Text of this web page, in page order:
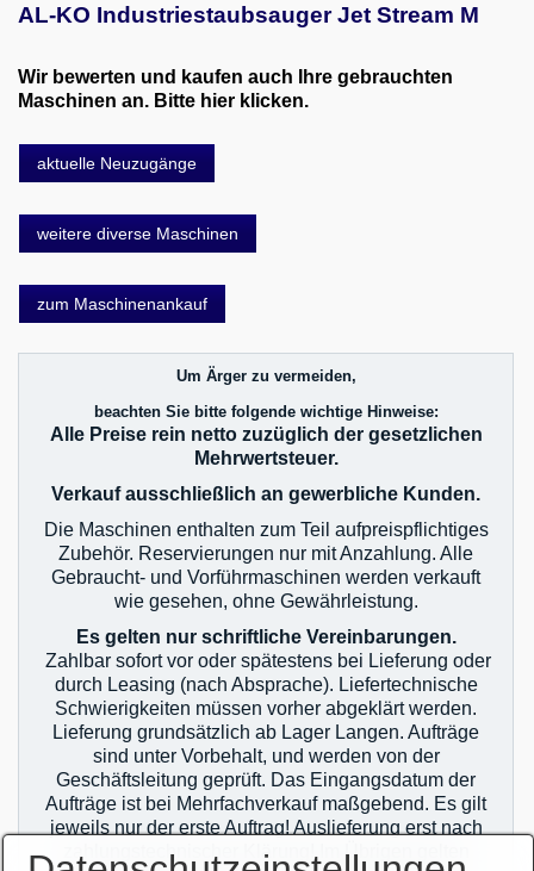
AL-KO Industriestaubsauger Jet Stream M
Wir bewerten und kaufen auch Ihre gebrauchten
Maschinen an. Bitte hier klicken.
aktuelle Neuzugänge
weitere diverse Maschinen
zum Maschinenankauf
Um Ärger zu vermeiden,
beachten Sie bitte folgende wichtige Hinweise:
Alle Preise rein netto zuzüglich der gesetzlichen
Mehrwertsteuer.
Verkauf ausschließlich an gewerbliche Kunden.
Die Maschinen enthalten zum Teil aufpreispflichtiges
Zubehör. Reservierungen nur mit Anzahlung. Alle
Gebraucht- und Vorführmaschinen werden verkauft
wie gesehen, ohne Gewährleistung.
Es gelten nur schriftliche Vereinbarungen.
Zahlbar sofort vor oder spätestens bei Lieferung oder
durch Leasing (nach Absprache). Liefertechnische
Schwierigkeiten müssen vorher abgeklärt werden.
Lieferung grundsätzlich ab Lager Langen. Aufträge
sind unter Vorbehalt, und werden von der
Geschäftsleitung geprüft. Das Eingangsdatum der
Aufträge ist bei Mehrfachverkauf maßgebend. Es gilt
jeweils nur der erste Auftrag! Auslieferung erst nach
zahlungstechnischer Klärung! Im Übrigen gelten